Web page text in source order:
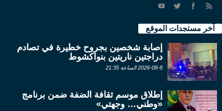
آخر مستجدات الموقع
إصابة شخصين بجروح خطيرة في تصادم
دراجتين ناريتين بنواكشوط
2026-08-8 الساعة 21:35
إطلاق موسم ثقافة الضفة ضمن برنامج
«وطني… وجهتي»